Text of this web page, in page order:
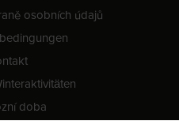
osobních údajů
doba